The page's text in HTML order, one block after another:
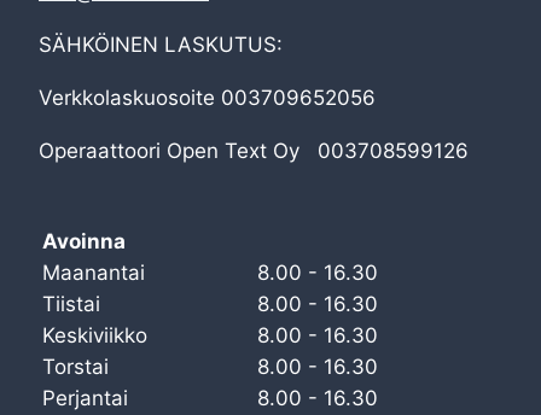
SÄHKÖINEN LASKUTUS:
Verkkolaskuosoite 003709652056
Operaattoori Open Text Oy 003708599126
Avoinna
Maanantai
8.00 - 16.30
Tiistai
8.00 - 16.30
Keskiviikko
8.00 - 16.30
Torstai
8.00 - 16.30
Perjantai
8.00 - 16.30